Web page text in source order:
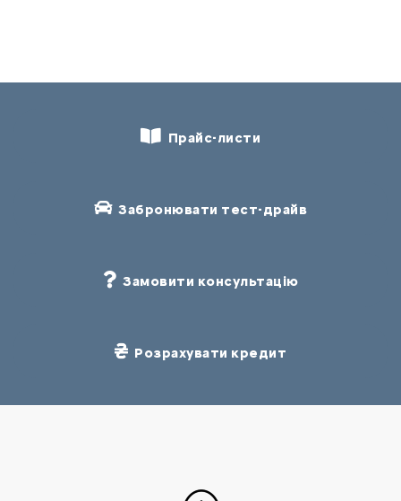
Прайс-листи
Забронювати тест-драйв
Замовити консультацію
Розрахувати кредит